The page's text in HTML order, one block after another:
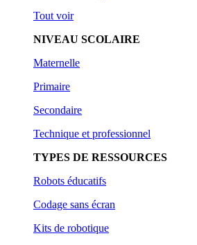
Tout voir
NIVEAU SCOLAIRE
Maternelle
Primaire
Secondaire
Technique et professionnel
TYPES DE RESSOURCES
Robots éducatifs
Codage sans écran
Kits de robotique